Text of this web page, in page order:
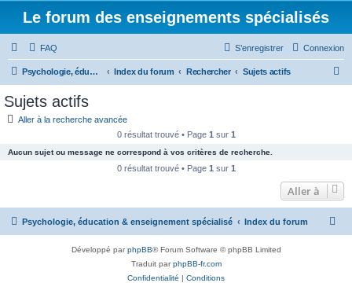
Le forum des enseignements spécialisés
FAQ Connexion
S’enregistrer
Psychologie, éducation & enseignement spécialisé Index du forum Rechercher Sujets actifs
c
Sujets actifs
Aller à la recherche avancée
0 résultat trouvé • Page 1 sur 1
Aucun sujet ou message ne correspond à vos critères de recherche.
0 résultat trouvé • Page 1 sur 1
Aller à
Psychologie, éducation & enseignement spécialisé Index du forum
Développé parphpBB® Forum Software © phpBB Limited
Traduit parphpBB-fr.com
Confidentialité | Conditions